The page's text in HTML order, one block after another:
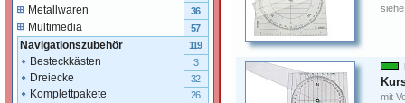
mit
Metallwaren 36
Multimedia 57
Navigationszubehör 119
Besteckkästen 3
Dreiecke 32
Komplettpakete 26